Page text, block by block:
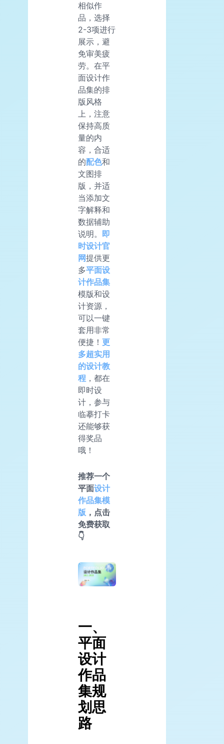
相似作
品，选择
2-3项进行
展示，避
免审美疲
劳。在平
面设计作
品集的排
版风格
上，注意
保持高质
量的内
容，合适
的配色和
文图排
版，并适
当添加文
字解释和
数据辅助
说明。 即
时设计官
网提供更
多平面设
计作品集
模版和设
计资源，
可以一键
套用非常
便捷！ 更
多超实用
的设计教
程 ，都在
即时设
计，参与
临摹打卡
还能够获
得奖品
哦！
推荐一个
平面设计
作品集模
版 ，点击
免费获取
👇
一、
平面
设计
作品
集规
划思
路